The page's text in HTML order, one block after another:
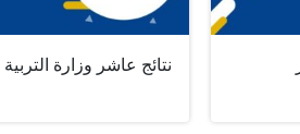
نتائج عاشر وزارة التربية